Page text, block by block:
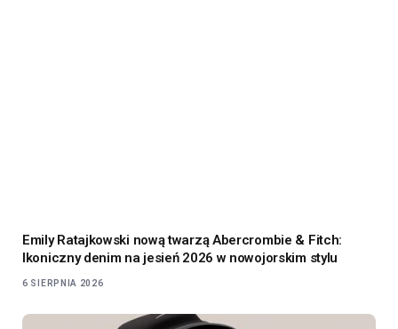
Emily Ratajkowski nową twarzą Abercrombie & Fitch:
Ikoniczny denim na jesień 2026 w nowojorskim stylu
6 SIERPNIA 2026